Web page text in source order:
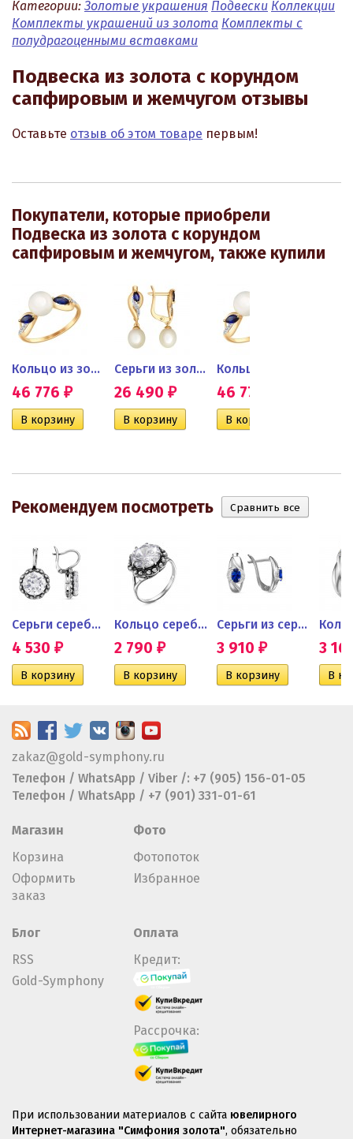
Категории: Золотые украшения Подвески Коллекции
Комплекты украшений из золота Комплекты с
полудрагоценными вставками
Подвеска из золота с корундом
сапфировым и жемчугом отзывы
Оставьте отзыв об этом товаре первым!
Покупатели, которые приобрели
Подвеска из золота с корундом
сапфировым и жемчугом, также купили
Кольцо из золота с...
46 776 ₽
Серьги из золота с...
26 490 ₽ 46 776
Рекомендуем посмотреть
Серьги серебряные с крупным...
4 530 ₽
Кольцо серебряное с крупным...
2 790 ₽
Серьги из серебра с...
3 910 ₽ 3
zakaz@gold-symphony.ru
Телефон / WhatsApp / Viber /: +7 (905) 156-01-05
Телефон / WhatsApp / +7 (901) 331-01-61
Магазин
Корзина
Оформить
заказ
Фото
Фотопоток
Избранное
Блог
RSS
Gold-Symphony
Оплата
Кредит:
Рассрочка:
При использовании материалов с сайта ювелирного
Интернет-магазина "Симфония золота", обязательно